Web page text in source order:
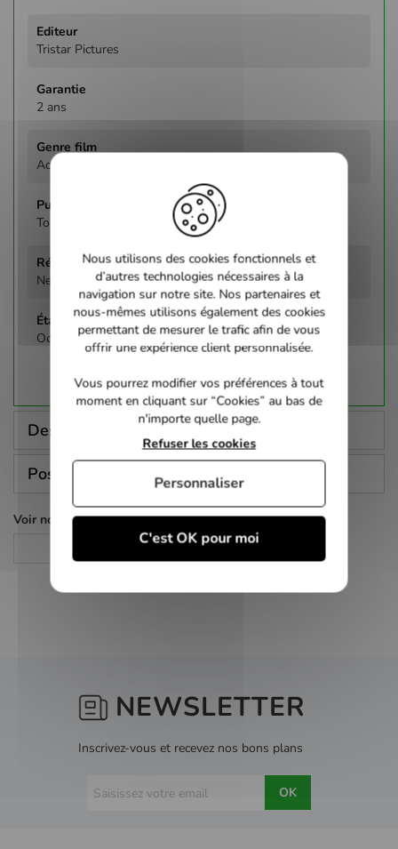
Tristar Pictures
2 ans
Action
Tous
Neill Blomkamp
Occasion - Parfait état
Description
Poser une question
Voir nos autres pages :
NEWSLETTER
Inscrivez-vous et recevez nos bons plans
OK
Nous utilisons des cookies fonctionnels et
d’autres technologies nécessaires à la
navigation sur notre site. Nos partenaires et
nous-mêmes utilisons également des cookies
permettant de mesurer le trafic afin de vous
offrir une expérience client personnalisée.
Vous pourrez modifier vos préférences à tout
moment en cliquant sur “Cookies” au bas de
n'importe quelle page.
C'est OK pour moi
Refuser les cookies
Personnaliser